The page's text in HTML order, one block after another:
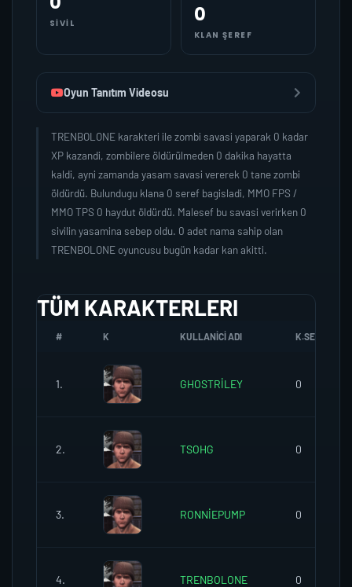
SIVIL 0
KLAN ŞEREF
Oyun Tanıtım Videosu
TRENBOLONE karakteri ile zombi savasi yaparak 0 kadar
XP kazandi, zombilere öldürülmeden 0 dakika hayatta
kaldi, ayni zamanda yasam savasi vererek 0 tane zombi
öldürdü. Bulundugu klana 0 seref bagisladi, MMO FPS /
MMO TPS 0 haydut öldürdü. Malesef bu savasi verirken 0
sivilin yasamina sebep oldu. 0 adet nama sahip olan
TRENBOLONE oyuncusu bugün kadar kan akitti.
TÜM KARAKTERLERI
# K KULLANICI ADI K.SEREFI
1. GHOSTRİLEY 0
2. TSOHG 0
3. RONNİEPUMP 0
4. TRENBOLONE 0